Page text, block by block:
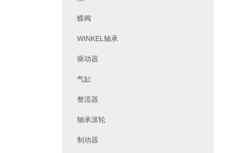
蝶阀
WINKEL轴承
驱动器
气缸
整流器
轴承滚轮
制动器